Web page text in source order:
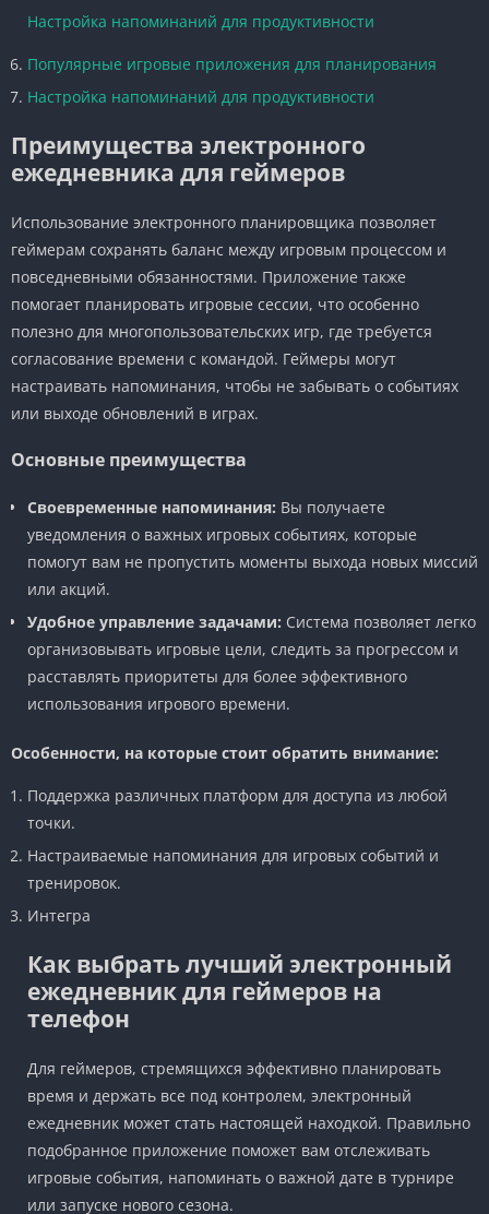
Настройка напоминаний для продуктивности
Популярные игровые приложения для планирования
Настройка напоминаний для продуктивности
Преимущества электронного
ежедневника для геймеров
Использование электронного планировщика позволяет
геймерам сохранять баланс между игровым процессом и
повседневными обязанностями. Приложение также
помогает планировать игровые сессии, что особенно
полезно для многопользовательских игр, где требуется
согласование времени с командой. Геймеры могут
настраивать напоминания, чтобы не забывать о событиях
или выходе обновлений в играх.
Основные преимущества
Своевременные напоминания: Вы получаете
уведомления о важных игровых событиях, которые
помогут вам не пропустить моменты выхода новых миссий
или акций.
Удобное управление задачами: Система позволяет легко
организовывать игровые цели, следить за прогрессом и
расставлять приоритеты для более эффективного
использования игрового времени.
Особенности, на которые стоит обратить внимание:
Поддержка различных платформ для доступа из любой
точки.
Настраиваемые напоминания для игровых событий и
тренировок.
Интегра
Как выбрать лучший электронный
ежедневник для геймеров на
телефон
Для геймеров, стремящихся эффективно планировать
время и держать все под контролем, электронный
ежедневник может стать настоящей находкой. Правильно
подобранное приложение поможет вам отслеживать
игровые события, напоминать о важной дате в турнире
или запуске нового сезона.